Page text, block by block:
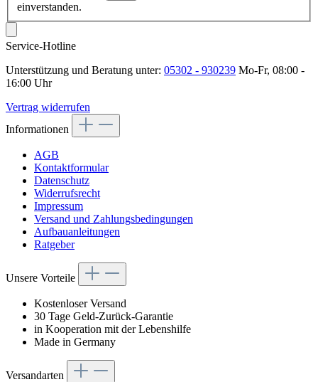
einverstanden.
Service-Hotline
Unterstützung und Beratung unter: 05302 - 930239 Mo-Fr, 08:00 -
16:00 Uhr
Vertrag widerrufen
Informationen
AGB
Kontaktformular
Datenschutz
Widerrufsrecht
Impressum
Versand und Zahlungsbedingungen
Aufbauanleitungen
Ratgeber
Unsere Vorteile
Kostenloser Versand
30 Tage Geld-Zurück-Garantie
in Kooperation mit der Lebenshilfe
Made in Germany
Versandarten